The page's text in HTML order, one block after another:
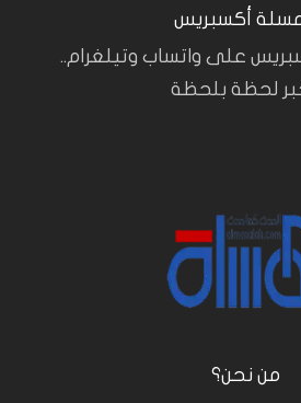
أكسبريس
على واتساب وتيلغرام..
لحظة بلحظة
من نحن؟